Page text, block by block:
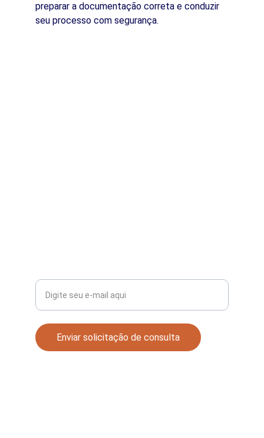
preparar a documentação correta e conduzir
seu processo com segurança.
Enviar solicitação de consulta